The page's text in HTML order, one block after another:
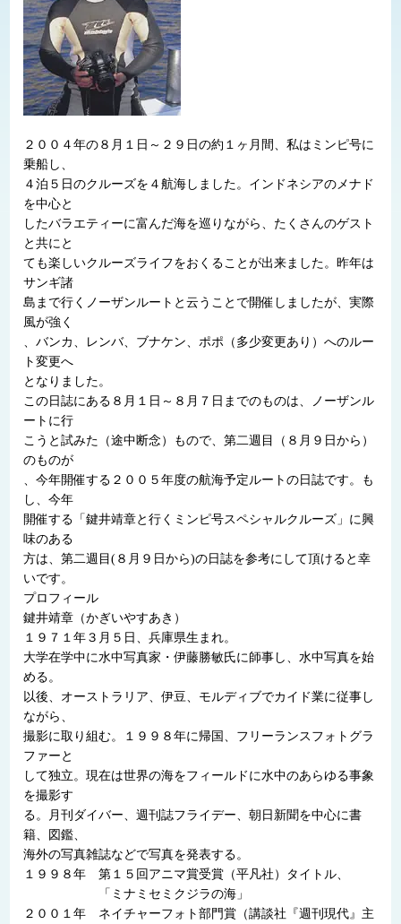
２００４年の８月１日～２９日の約１ヶ月間、私はミンピ号に
乗船し、
４泊５日のクルーズを４航海しました。インドネシアのメナド
を中心と
したバラエティーに富んだ海を巡りながら、たくさんのゲスト
と共にと
ても楽しいクルーズライフをおくることが出来ました。昨年は
サンギ諸
島まで行くノーザンルートと云うことで開催しましたが、実際
風が強く
、バンカ、レンバ、ブナケン、ポポ（多少変更あり）へのルー
ト変更へ
となりました。
この日誌にある８月１日～８月７日までのものは、ノーザンル
ートに行
こうと試みた（途中断念）もので、第二週目（８月９日から）
のものが
、今年開催する２００５年度の航海予定ルートの日誌です。も
し、今年
開催する「鍵井靖章と行くミンピ号スペシャルクルーズ」に興
味のある
方は、第二週目(８月９日から)の日誌を参考にして頂けると幸
いです。
プロフィール
鍵井靖章（かぎいやすあき）
１９７１年３月５日、兵庫県生まれ。
大学在学中に水中写真家・伊藤勝敏氏に師事し、水中写真を始
める。
以後、オーストラリア、伊豆、モルディブでカイド業に従事し
ながら、
撮影に取り組む。１９９８年に帰国、フリーランスフォトグラ
ファーと
して独立。現在は世界の海をフィールドに水中のあらゆる事象
を撮影す
る。月刊ダイバー、週刊誌フライデー、朝日新聞を中心に書
籍、図鑑、
海外の写真雑誌などで写真を発表する。
１９９８年 第１５回アニマ賞受賞（平凡社）タイトル、
「ミナミセミクジラの海」
２００１年 ネイチャーフォト部門賞（講談社『週刊現代』主